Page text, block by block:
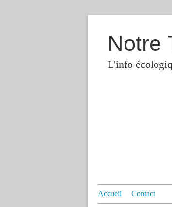
Notre
L'info
Accueil Contact